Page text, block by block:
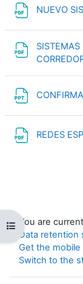
Open course
NUEVO
REDES
You are
Data retention
Get the mobile
Switch to the